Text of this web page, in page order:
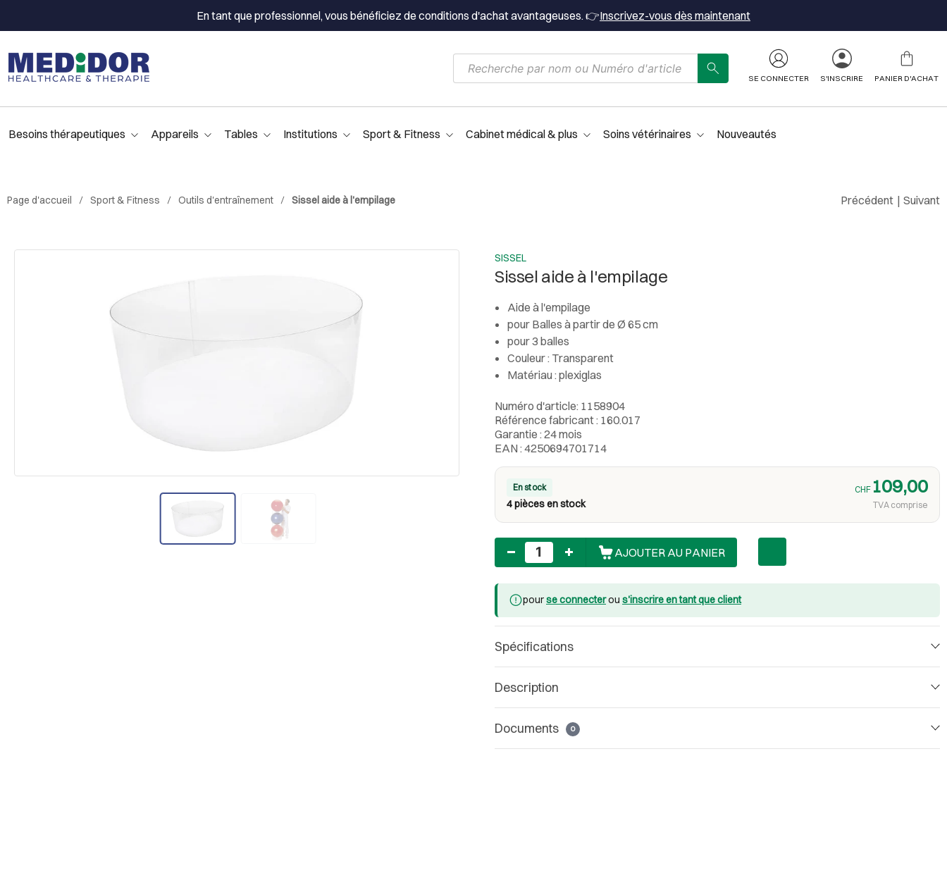
En tant que professionnel, vous bénéficiez de conditions d'achat avantageuses. 👉Inscrivez-vous dès maintenant
SE CONNECTER S'INSCRIRE PANIER D'ACHAT
Besoins thérapeutiques Appareils Tables Institutions Sport & Fitness Cabinet médical & plus Soins vétérinaires Nouveautés
Page d'accueil Sport & Fitness Outils d'entraînement Sissel aide à l'empilage Précédent | Suivant
SISSEL
Sissel aide à l'empilage
Aide à l'empilage
pour Balles à partir de Ø 65 cm
pour 3 balles
Couleur : Transparent
Matériau : plexiglas
Numéro d'article: 1158904
Référence fabricant : 160.017
Garantie : 24 mois
EAN : 4250694701714
En stock
4 pièces en stock
CHF 109,00
TVA comprise
Nombre
AJOUTER AU PANIER
pourse connecterou s'inscrire en tant que client
Spécifications
Description
Documents 0